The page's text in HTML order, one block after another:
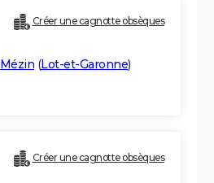
Créer une cagnotte obsèques
Mézin (Lot-et-Garonne)
Créer une cagnotte obsèques